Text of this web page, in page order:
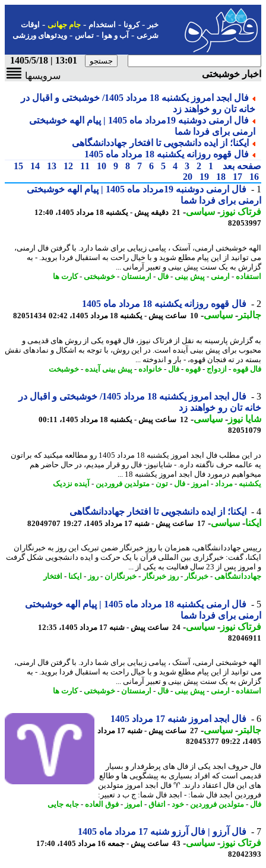
-کرونا-استخدام- جام جهانی-اوقات
شرعی-آب و هوا-تماس-ویدئوهای ورزشی
13:01 | 1405/5/18
خوشبختی
سرویسها
فال ابجد امروز یکشنبه 18 مرداد 1405/ خوشبختی و اقبال در
تان رو خواهند زد
فال ارمنی دوشنبه 19مرداد ماه 1405 | پیام الهه خوشبختی
برای فردا شما
ایکنا؛ از ایده دانشجویی تا افتخار جهاددانشگاهی
فال قهوه روزانه یکشنبه 18 مرداد ماه 1405
بعد
1
2
3
4
5
6
7
8
9
10
11
12
13
14
15
17
18
19
20
فال ارمنی دوشنبه 19مرداد ماه 1405 | پیام الهه خوشبختی
برای فردا شما
نیوز-سیاسی-21 دقیقه پیش - یکشنبه 18 مرداد 1405، 12:40
خوشبختی ارمنی، آستک ، پیامی زیبایی برای شما دارد. با گرفتن فال ارمنی،
از این پیام مطلع شوید و با خیال راحت به استقبال فردا بروید. - به
به یک سنت پیش بینی و تعبیر آرمانی ...
-ارمنی -پیش بینی -فال-ارمنستان-خوشبختی-کارت ها
فال قهوه روزانه یکشنبه 18 مرداد ماه 1405
-سیاسی-10 ساعت پیش - یکشنبه 18 مرداد 1405، 02:42 82051434
پارسینه به نقل از فرتاک نیوز، فال قهوه یکی از روش های قدیمی و
برای پیش بینی آینده است. در این روش، با توجه به اشکال و نمادهای نقش
در ته فنجان قهوه، - بار و اندوخته ...
قهوه-ازدواج -قهوه-فال-خانواده- پیش بینی آینده -خوشبخت
فال ابجد امروز یکشنبه 18 مرداد 1405/ خوشبختی و اقبال در
تان رو خواهند زد
نیوز-سیاسی-12 ساعت پیش - یکشنبه 18 مرداد 1405، 00:11
در این مطلب فال ابجد امروز یکشنبه 18 مرداد 1405 رو مطالعه میکنید که براتون
حرف ناگفته داره. - شایانیوز- فال رو قرار میدیم، در حال حاضر هم
درمورد فال ابجد امروز یکشنبه 18 ...
-مرداد-امروز- فال-تون -متولدین فروردین -آینده نزدیک
ایکنا؛ از ایده دانشجویی تا افتخار جهاددانشگاهی
-سیاسی-17 ساعت پیش - شنبه 17 مرداد 1405، 19:27 82049707
جهاددانشگاهی، همزمان با روز خبرنگار ضمن تبریک این روز به خبرنگاران
گفت: خبرگزاری بین المللی قرآن با یک حرکت و ایده دانشجویی شکل گرفت
از 23 سال فعالیت به یکی از ...
-خبرنگار -روز خبرنگار -خبرنگاران- روز- ایکنا -افتخار
فال ارمنی یکشنبه 18 مرداد ماه 1405 | پیام الهه خوشبختی
برای فردا شما
نیوز-سیاسی-24 ساعت پیش - شنبه 17 مرداد 1405، 12:35
خوشبختی ارمنی، آستک ، پیامی زیبایی برای شما دارد. با گرفتن فال ارمنی،
از این پیام مطلع شوید و با خیال راحت به استقبال فردا بروید. - به
به یک سنت پیش بینی و تعبیر آرمانی ...
-ارمنی -پیش بینی -فال-ارمنستان-خوشبختی-کارت ها
فال ابجد امروز شنبه 17 مرداد 1405
-سیاسی-
27 ساعت پیش - شنبه 17 مرداد
82045377
حروف ابجد یکی از فال های پرطرفدار و بسیار
است که افراد بسیاری به پیشگویی ها و طالع
این فال اعتقاد دارند. ♈ فال ابجد امروز متولدین
ابجد فال شما: - ابجد فال شما: ج ب د تعبیر:
-متولدین فروردین -خود -اتفاق-امروز- فوق العاده-جابه جایی
فال آرزو | فال آرزو شنبه 17 مرداد ماه 1405
نیوز-سیاسی-43 ساعت پیش - جمعه 16 مرداد 1405، 17:40